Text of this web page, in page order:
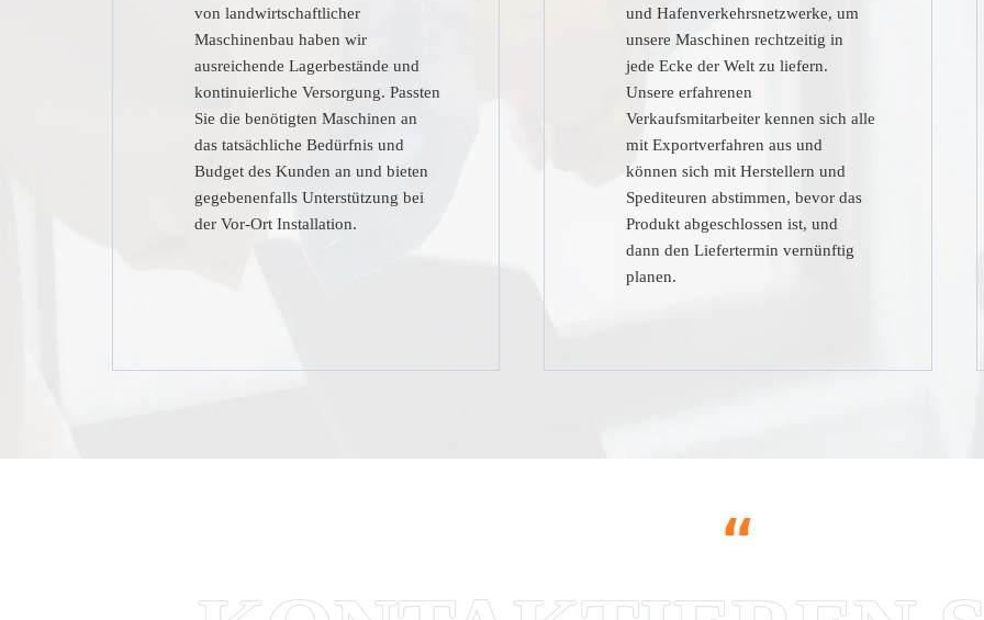
von landwirtschaftlicher
Maschinenbau haben wir
ausreichende Lagerbestände und
kontinuierliche Versorgung. Passten
Sie die benötigten Maschinen an
das tatsächliche Bedürfnis und
Budget des Kunden an und bieten
gegebenenfalls Unterstützung bei
der Vor-Ort Installation.
und Hafenverkehrsnetzwerke, um
unsere Maschinen rechtzeitig in
jede Ecke der Welt zu liefern.
Unsere erfahrenen
Verkaufsmitarbeiter kennen sich alle
mit Exportverfahren aus und
können sich mit Herstellern und
Spediteuren abstimmen, bevor das
Produkt abgeschlossen ist, und
dann den Liefertermin vernünftig
planen.
“